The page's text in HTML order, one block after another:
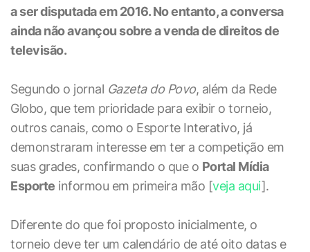
a ser disputada em 2016. No entanto, a conversa
ainda não avançou sobre a venda de direitos de
televisão.
Segundo o jornal Gazeta do Povo, além da Rede
Globo, que tem prioridade para exibir o torneio,
outros canais, como o Esporte Interativo, já
demonstraram interesse em ter a competição em
suas grades, confirmando o que o Portal Mídia
Esporte informou em primeira mão [veja aqui].
Diferente do que foi proposto inicialmente, o
torneio deve ter um calendário de até oito datas e